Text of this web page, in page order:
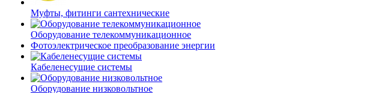
Муфты, фитинги сантехнические
Оборудование телекоммуникационное
Фотоэлектрическое преобразование энергии
Кабеленесущие системы
Оборудование низковольтное